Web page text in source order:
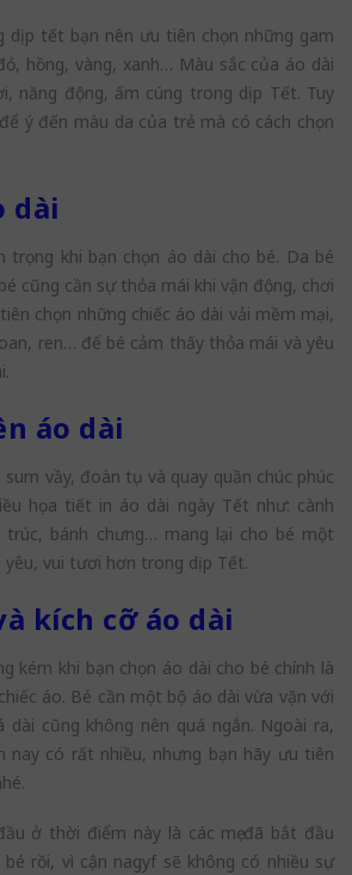
dịp tết bạn nên ưu tiên chọn những gam
hồng, vàng, xanh… Màu sắc của áo dài
năng động, ấm cúng trong dịp Tết. Tuy
ý đến màu da của trẻ mà có cách chọn
dài
trọng khi bạn chọn áo dài cho bé. Da bé
cũng cần sự thỏa mái khi vận động, chơi
chọn những chiếc áo dài vải mềm mại,
ren… để bé cảm thấy thỏa mái và yêu
áo dài
vầy, đoàn tụ và quay quần chúc phúc
họa tiết in áo dài ngày Tết như: cành
trúc, bánh chưng… mang lại cho bé một
yêu, vui tươi hơn trong dịp Tết.
kích cỡ áo dài
kém khi bạn chọn áo dài cho bé chính là
áo. Bé cần một bộ áo dài vừa vặn với
dài cũng không nên quá ngắn. Ngoài ra,
nay có rất nhiều, nhưng bạn hãy ưu tiên
ở thời điểm này là các mẹ đã bắt đầu
rồi, vì cận nagyf sẽ không có nhiều sự